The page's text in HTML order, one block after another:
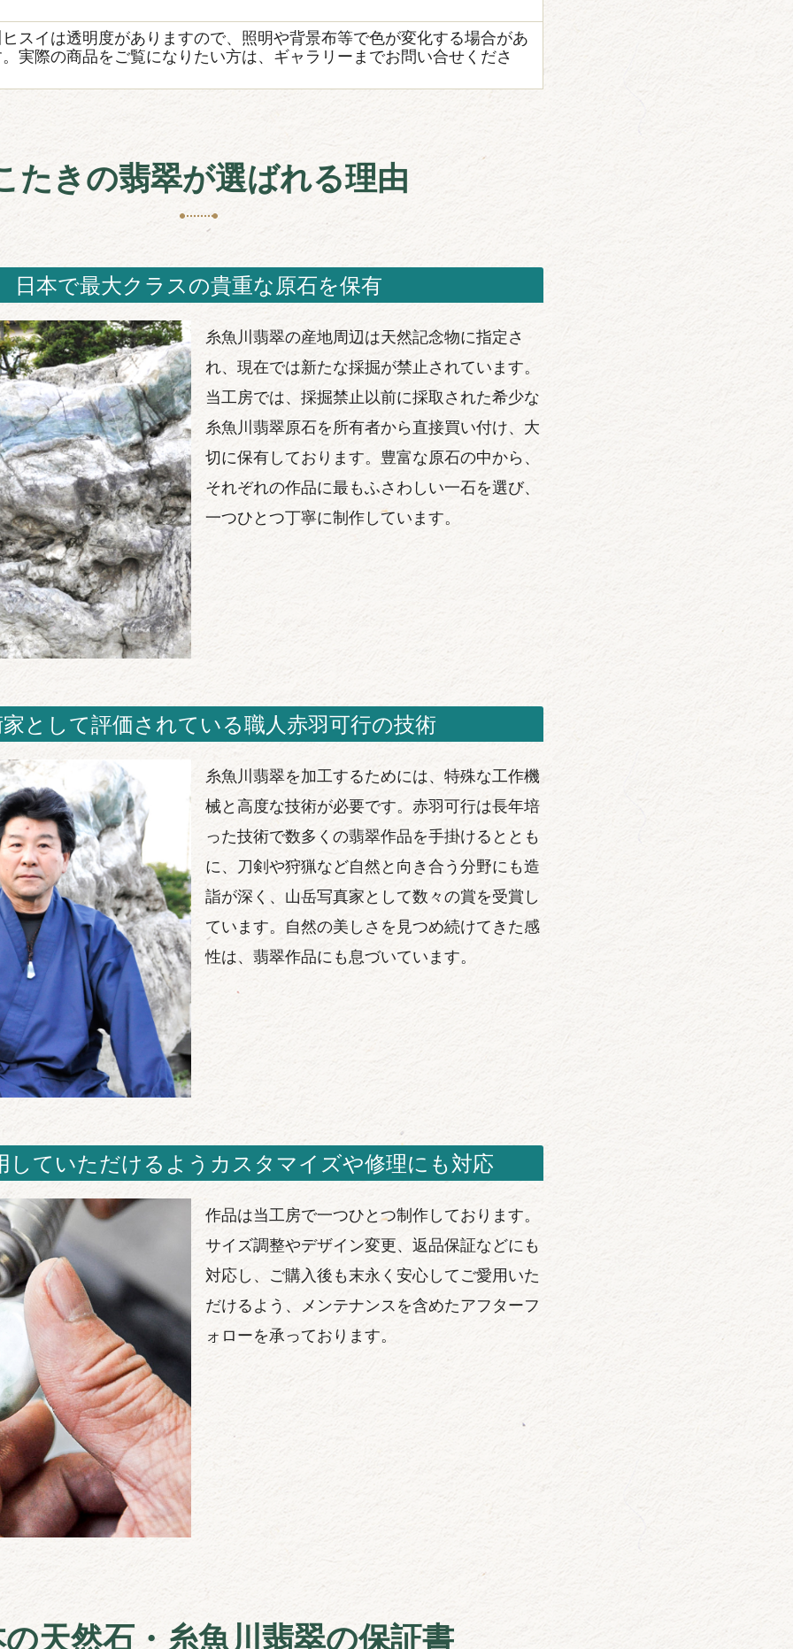
スイは透明度がありますので、照明や背景布等で色が変化する場合があ
実際の商品をご覧になりたい方は、ギャラリーまでお問い合せくださ
たきの翡翠が選ばれる理由
日本で最大クラスの貴重な原石を保有
糸魚川翡翠の産地周辺は天然記念物に指定さ
れ、現在では新たな採掘が禁止されています。
当工房では、採掘禁止以前に採取された希少な
糸魚川翡翠原石を所有者から直接買い付け、大
切に保有しております。豊富な原石の中から、
それぞれの作品に最もふさわしい一石を選び、
一つひとつ丁寧に制作しています。
として評価されている職人赤羽可行の技術
糸魚川翡翠を加工するためには、特殊な工作機
械と高度な技術が必要です。赤羽可行は長年培
った技術で数多くの翡翠作品を手掛けるととも
に、刀剣や狩猟など自然と向き合う分野にも造
詣が深く、山岳写真家として数々の賞を受賞し
ています。自然の美しさを見つめ続けてきた感
性は、翡翠作品にも息づいています。
していただけるようカスタマイズや修理にも対応
作品は当工房で一つひとつ制作しております。
サイズ調整やデザイン変更、返品保証などにも
対応し、ご購入後も末永く安心してご愛用いた
だけるよう、メンテナンスを含めたアフターフ
ォローを承っております。
天然石・糸魚川翡翠の保証書